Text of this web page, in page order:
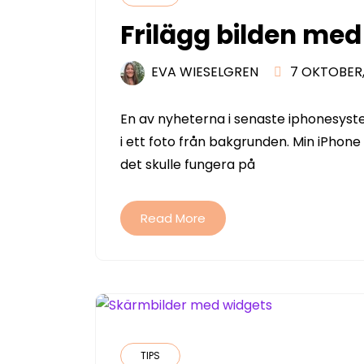
Frilägg bilden
EVA WIESELGREN 7
En av nyheterna i senaste
i ett foto från bakgrunden. Min
det skulle fungera på
Read More
TIPS